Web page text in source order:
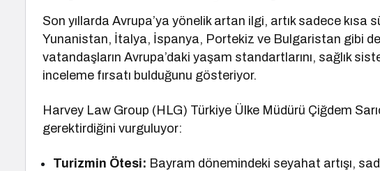
Son yıllarda Avrupa’ya yönelik artan ilgi, artık sadece kısa
Yunanistan, İtalya, İspanya, Portekiz ve Bulgaristan gibi
vatandaşların Avrupa’daki yaşam standartlarını, sağlık
inceleme fırsatı bulduğunu gösteriyor.
Harvey Law Group (HLG) Türkiye Ülke Müdürü Çiğdem
gerektirdiğini vurguluyor:
Turizmin Ötesi: Bayram dönemindeki seyahat artışı,